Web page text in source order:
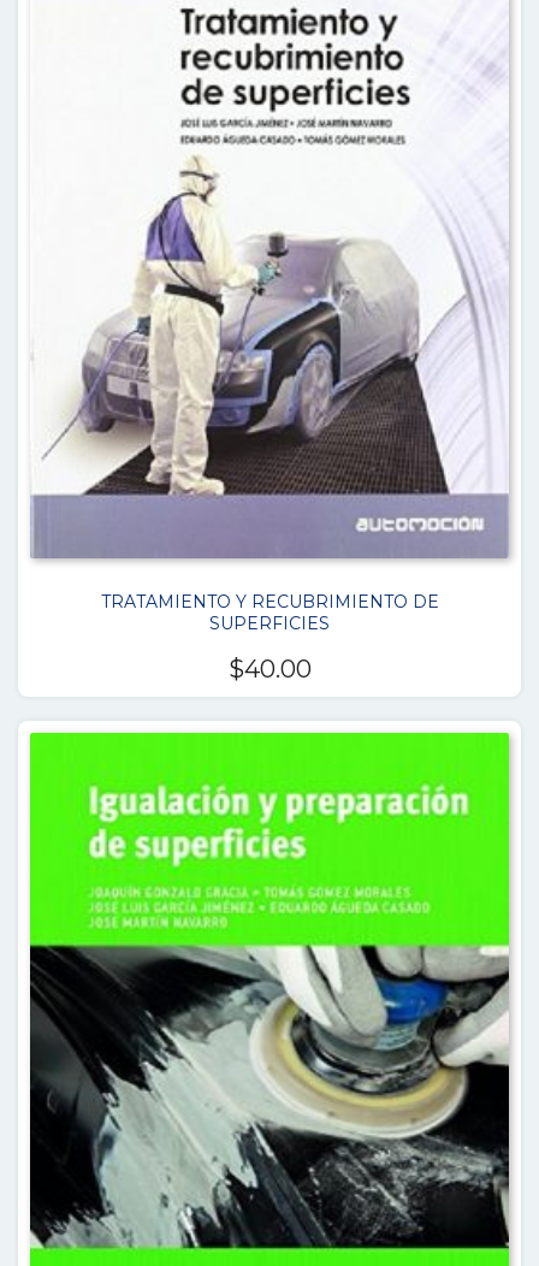
TRATAMIENTO Y RECUBRIMIENTO DE
SUPERFICIES
$40.00